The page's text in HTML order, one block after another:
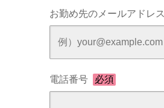
お勤め先のメールアドレス
電話番号 必須